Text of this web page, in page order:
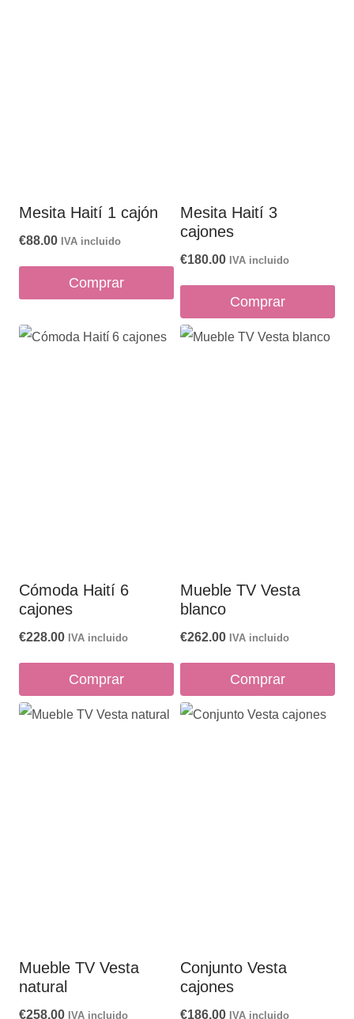
Mesita Haití 1 cajón
€88.00 IVA incluido
Comprar
Mesita Haití 3
cajones
€180.00 IVA incluido
Comprar
Cómoda Haití 6
cajones
€228.00 IVA incluido
Comprar
Mueble TV Vesta
blanco
€262.00 IVA incluido
Comprar
Mueble TV Vesta
natural
€258.00 IVA incluido
Conjunto Vesta
cajones
€186.00 IVA incluido